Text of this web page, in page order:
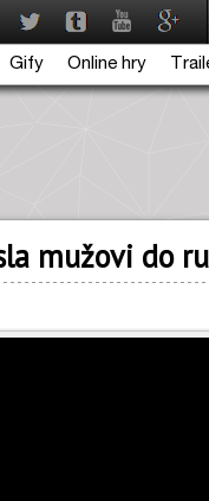
Gify Online hry
mužovi do